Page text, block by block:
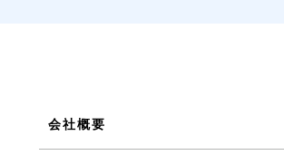
会社概要